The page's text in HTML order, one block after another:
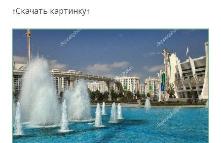
↑Скачать картинку↑